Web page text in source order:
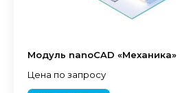
Модуль nanoCAD «Механика»
Цена по запросу